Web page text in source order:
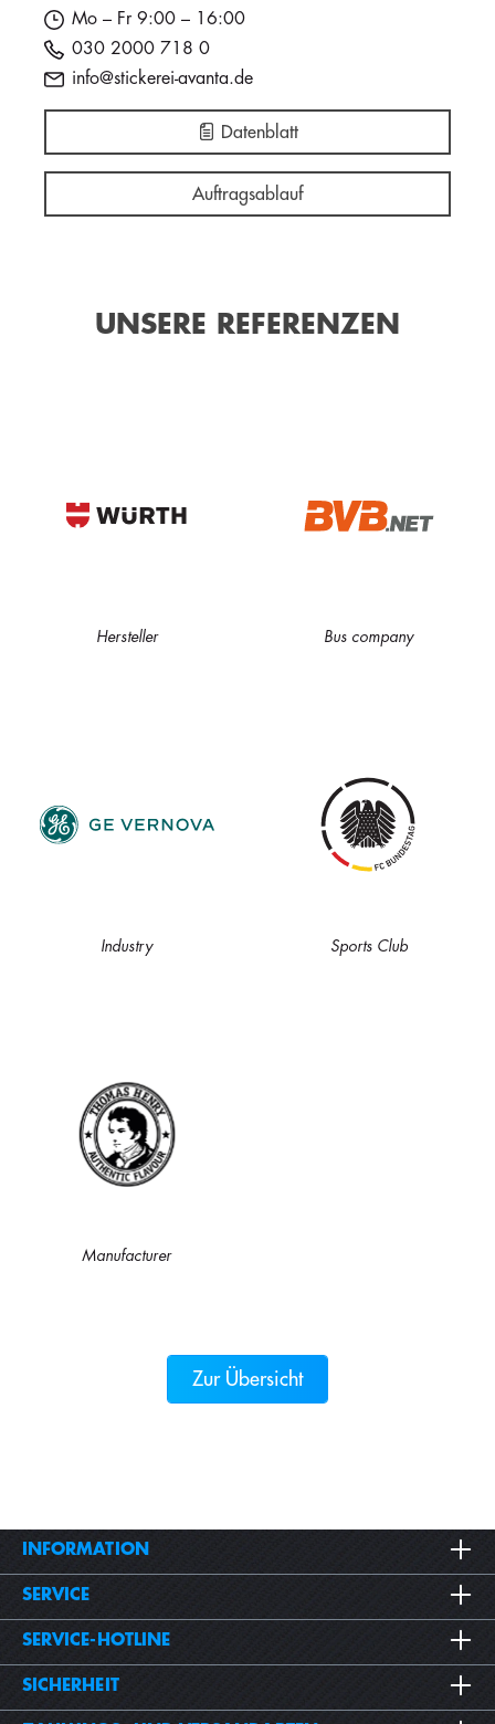
Mo – Fr 9:00 – 16:00
030 2000 718 0
info@stickerei-avanta.de
Datenblatt
Auftragsablauf
UNSERE REFERENZEN
Hersteller Bus company
Industry Sports Club
Manufacturer
Zur Übersicht
INFORMATION
SERVICE
SERVICE-HOTLINE
SICHERHEIT